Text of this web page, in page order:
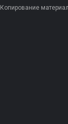
Копирование